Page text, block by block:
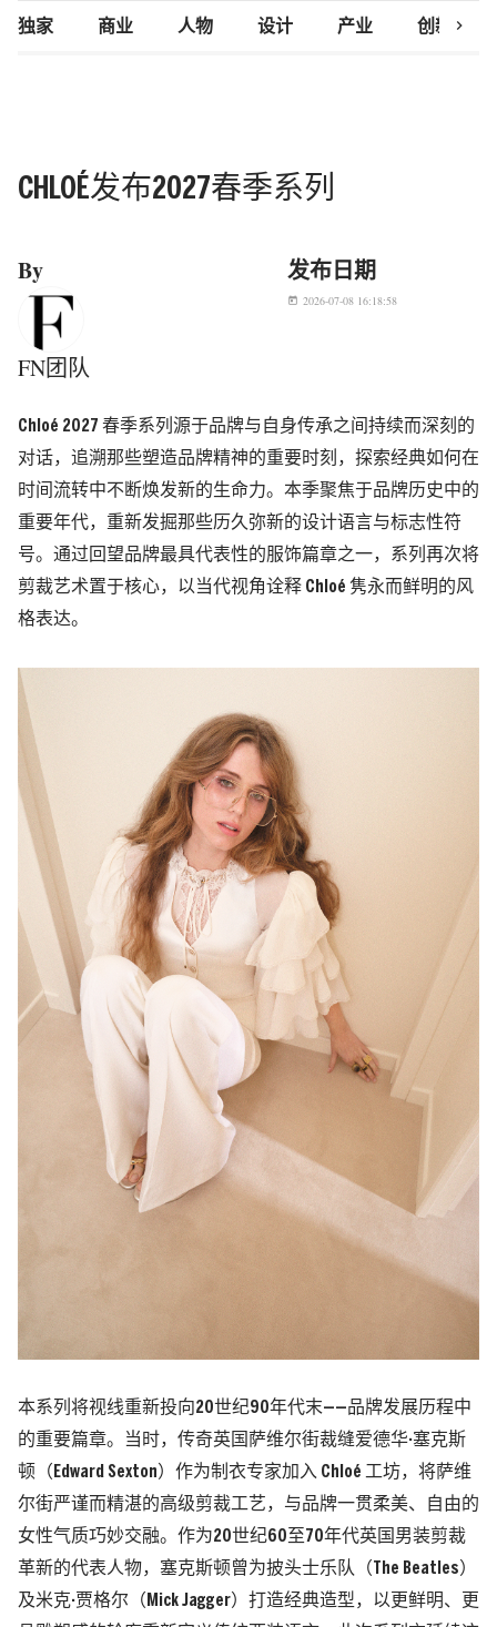
独家 商业 人物 设计 产业 创新研究
chevron_right
CHLOÉ发布2027春季系列
By
FN团队
发布日期
today 2026-07-08 16:18:58
Chloé 2027 春季系列源于品牌与自身传承之间持续而深刻的
对话，追溯那些塑造品牌精神的重要时刻，探索经典如何在
时间流转中不断焕发新的生命力。本季聚焦于品牌历史中的
重要年代，重新发掘那些历久弥新的设计语言与标志性符
号。通过回望品牌最具代表性的服饰篇章之一，系列再次将
剪裁艺术置于核心，以当代视角诠释 Chloé 隽永而鲜明的风
格表达。
本系列将视线重新投向20世纪90年代末——品牌发展历程中
的重要篇章。当时，传奇英国萨维尔街裁缝爱德华·塞克斯
顿（Edward Sexton）作为制衣专家加入 Chloé 工坊，将萨维
尔街严谨而精湛的高级剪裁工艺，与品牌一贯柔美、自由的
女性气质巧妙交融。作为20世纪60至70年代英国男装剪裁
革新的代表人物，塞克斯顿曾为披头士乐队（The Beatles）
及米克·贾格尔（Mick Jagger）打造经典造型，以更鲜明、更